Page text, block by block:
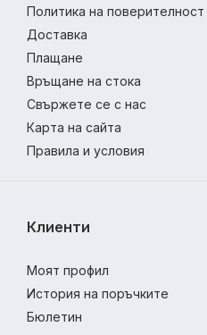
Политика на поверителност
Доставка
Плащане
Връщане на стока
Свържете се с нас
Карта на сайта
Правила и условия
Клиенти
Моят профил
История на поръчките
Бюлетин